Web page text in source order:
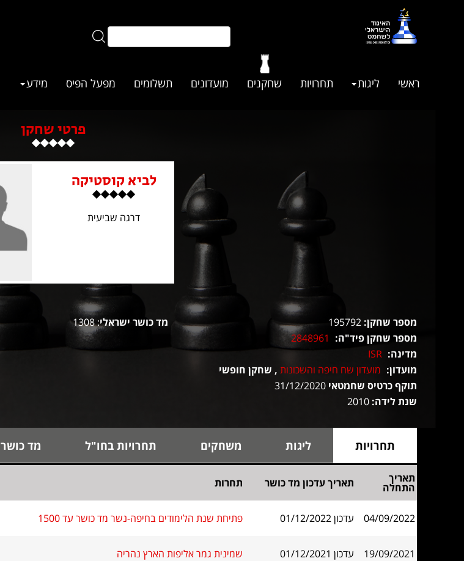
ראשי ליגות תחרויות שחקנים מועדונים תשלומים מפעל הפיס מידע
פרטי שחקן
לביא קוסטיקה
דרגה שביעית
מספר שחקן:
מספר שחקן פיד"ה: 2848961
מדינה: ISR
מועדון: מועדון שח חיפה והשכונות , שחקן חופשי
תוקף כרטיס שחמטאי
שנת לידה:
מד כושר ישראלי: 1308
תחרויות ליגות משחקים תחרויות בחו"ל מד כושר
תאריך
התחלה תאריך עדכון מד כושר תחרות
04/09/2022 עדכון 01/12/2022 פתיחת שנת הלימודים בחיפה-נשר מד כושר עד 1500
19/09/2021 עדכון 01/12/2021 שמינית גמר אליפות הארץ נהריה